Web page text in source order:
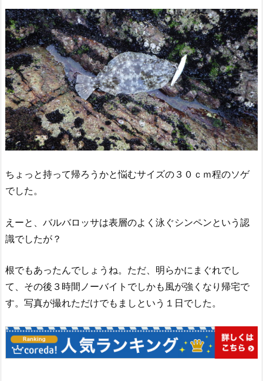
ちょっと持って帰ろうかと悩むサイズの３０ｃｍ程のソゲ
でした。
えーと、バルバロッサは表層のよく泳ぐシンペンという認
識でしたが？
根でもあったんでしょうね。ただ、明らかにまぐれでし
て、その後３時間ノーバイトでしかも風が強くなり帰宅で
す。写真が撮れただけでもましという１日でした。